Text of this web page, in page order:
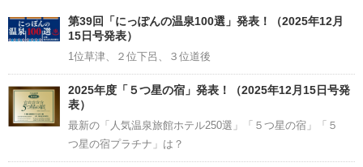
Channel
第39回「にっぽんの温泉100選」発表！（2025年12月
15日号発表）
1位草津、２位下呂、３位道後
2025年度「５つ星の宿」発表！（2025年12月15日号発
表）
最新の「人気温泉旅館ホテル250選」「５つ星の宿」「５
つ星の宿プラチナ」は？